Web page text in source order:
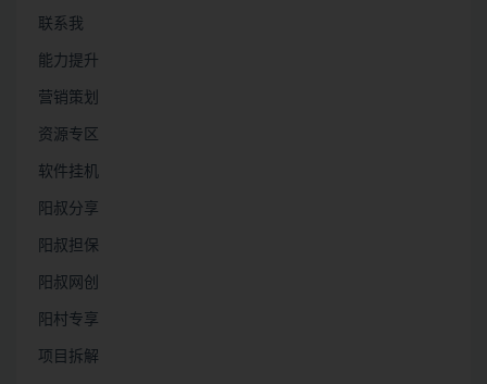
联系我
能力提升
营销策划
资源专区
软件挂机
阳叔分享
阳叔担保
阳叔网创
阳村专享
项目拆解